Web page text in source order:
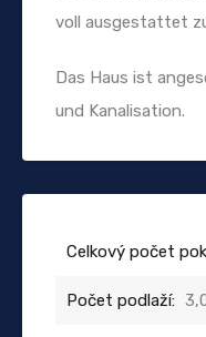
voll ausgestattet
Das Haus ist
und Kanalisation.
Celkový počet
Počet podlaží: